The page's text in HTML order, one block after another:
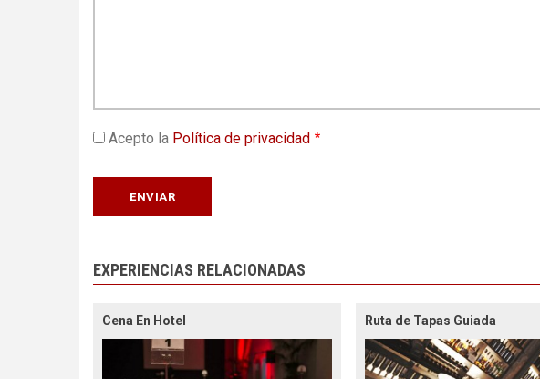
Acepto la Política de privacidad
EXPERIENCIAS RELACIONADAS
Cena En Hotel Ruta de Tapas Guiada